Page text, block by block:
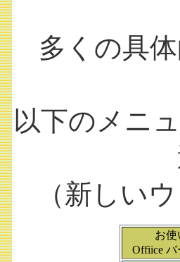
多くの具
以下のメニ
（新しい
お使
Offiice